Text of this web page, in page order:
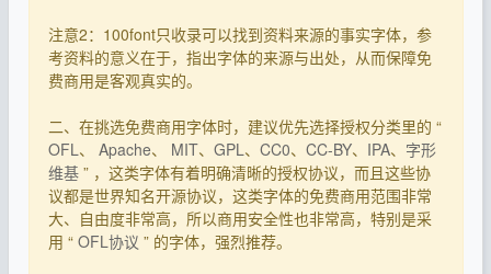
注意2：100font只收录可以找到资料来源的事实字体，参
考资料的意义在于，指出字体的来源与出处，从而保障免
费商用是客观真实的。
二、在挑选免费商用字体时，建议优先选择授权分类里的 “
OFL 、 Apache、 MIT、 GPL 、 CC0、 CC-BY、 IPA、 字形
维基 ” ，这类字体有着明确清晰的授权协议，而且这些协
议都是世界知名开源协议，这类字体的免费商用范围非常
大、自由度非常高，所以商用安全性也非常高，特别是采
用 “ OFL协议 ” 的字体，强烈推荐。